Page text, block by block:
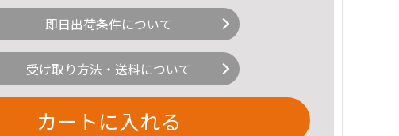
即日出荷条件について
受け取り方法・送料について
カートに入れる